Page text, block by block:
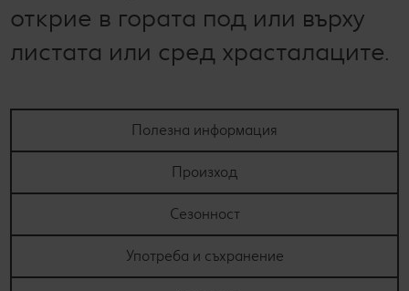
открие в гората под или върху
листата или сред храсталаците.
Полезна информация
Произход
Сезонност
Употреба и съхранение